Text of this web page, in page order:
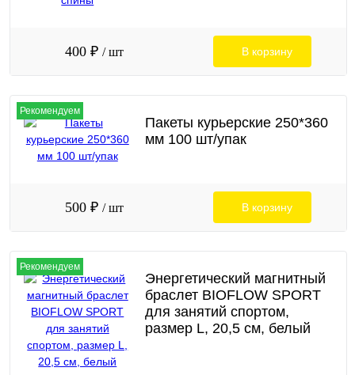
400 ₽ / шт В корзину
Рекомендуем
Пакеты курьерские 250*360
мм 100 шт/упак
500 ₽ / шт В корзину
Рекомендуем
Энергетический магнитный
браслет BIOFLOW SPORT
для занятий спортом,
размер L, 20,5 см, белый